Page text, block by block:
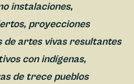
instalaciones,
proyecciones
de artes vivas resultantes
con indígenas,
de trece pueblos